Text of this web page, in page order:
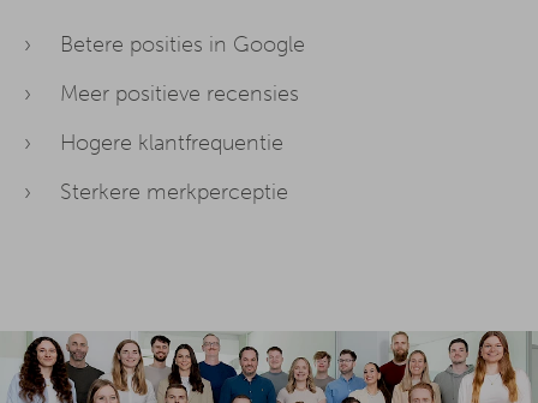
Betere posities in Google
Meer positieve recensies
Hogere klantfrequentie
Sterkere merkperceptie